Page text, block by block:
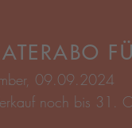
09.09.2024
noch bis 31.